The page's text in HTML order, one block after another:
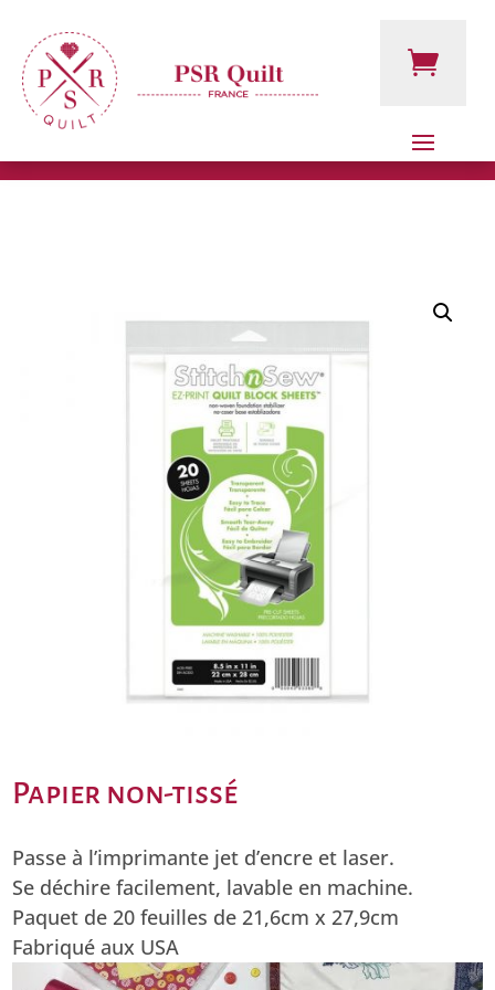
Papier non-tissé
Passe à l’imprimante jet d’encre et laser.
Se déchire facilement, lavable en machine.
Paquet de 20 feuilles de 21,6cm x 27,9cm
Fabriqué aux USA
Lecteur